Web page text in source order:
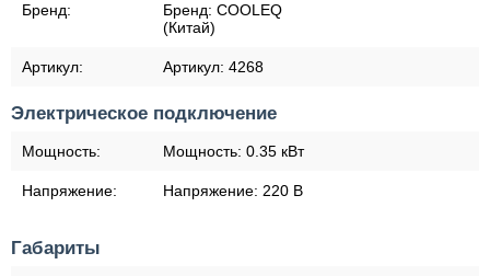
Бренд: Бренд: COOLEQ
(Китай)
Артикул: Артикул: 4268
Электрическое подключение
Мощность: Мощность: 0.35 кВт
Напряжение: Напряжение: 220 В
Габариты